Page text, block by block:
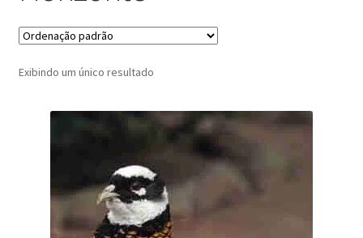
Exibindo um único resultado